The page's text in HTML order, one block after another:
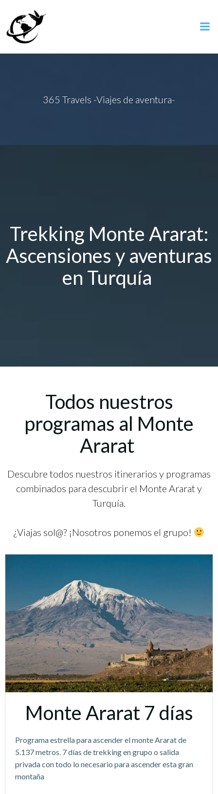
365 Travels -Viajes de aventura-
Trekking Monte Ararat:
Ascensiones y aventuras
en Turquía
Todos nuestros
programas al Monte
Ararat
Descubre todos nuestros itinerarios y programas
combinados para descubrir el Monte Ararat y
Turquía.
¿Viajas sol@? ¡Nosotros ponemos el grupo!
Monte Ararat 7 días
Programa estrella para ascender el monte Ararat de
5.137 metros. 7 días de trekking en grupo o salida
privada con todo lo necesario para ascender esta gran
montaña